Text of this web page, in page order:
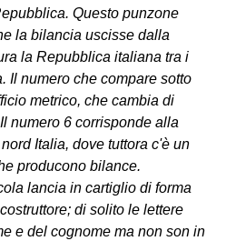
Questo punzone
la bilancia uscisse dalla
la Repubblica italiana tra i
Il numero che compare sotto
metrico, che cambia di
numero 6 corrisponde alla
Italia, dove tuttora c'è un
producono bilance.
lancia in cartiglio di forma
di solito le lettere
e del cognome ma non son in